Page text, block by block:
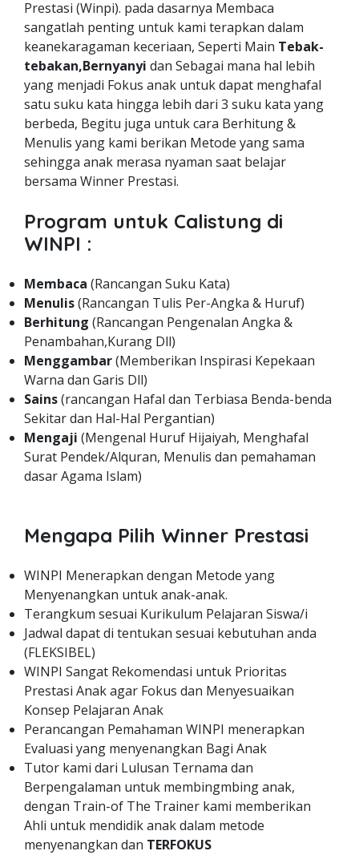
Prestasi (Winpi). pada dasarnya Membaca
sangatlah penting untuk kami terapkan dalam
keanekaragaman keceriaan, Seperti Main Tebak-
tebakan,Bernyanyi dan Sebagai mana hal lebih
yang menjadi Fokus anak untuk dapat menghafal
satu suku kata hingga lebih dari 3 suku kata yang
berbeda, Begitu juga untuk cara Berhitung &
Menulis yang kami berikan Metode yang sama
sehingga anak merasa nyaman saat belajar
bersama Winner Prestasi.
Program untuk Calistung di
WINPI :
Membaca (Rancangan Suku Kata)
Menulis(Rancangan Tulis Per-Angka & Huruf)
Berhitung (Rancangan Pengenalan Angka &
Penambahan,Kurang Dll)
Menggambar(Memberikan Inspirasi Kepekaan
Warna dan Garis Dll)
Sains(rancangan Hafal dan Terbiasa Benda-benda
Sekitar dan Hal-Hal Pergantian)
Mengaji (Mengenal Huruf Hijaiyah, Menghafal
Surat Pendek/Alquran, Menulis dan pemahaman
dasar Agama Islam)
Mengapa Pilih Winner Prestasi
WINPI Menerapkan dengan Metode yang
Menyenangkan untuk anak-anak.
Terangkum sesuai Kurikulum Pelajaran Siswa/i
Jadwal dapat di tentukan sesuai kebutuhan anda
(FLEKSIBEL)
WINPI Sangat Rekomendasi untuk Prioritas
Prestasi Anak agar Fokus dan Menyesuaikan
Konsep Pelajaran Anak
Perancangan Pemahaman WINPI menerapkan
Evaluasi yang menyenangkan Bagi Anak
Tutor kami dari Lulusan Ternama dan
Berpengalaman untuk membingmbing anak,
dengan Train-of The Trainer kami memberikan
Ahli untuk mendidik anak dalam metode
menyenangkan dan TERFOKUS